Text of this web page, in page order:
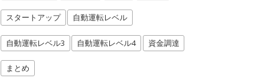
スタートアップ 自動運転レベル
自動運転レベル3 自動運転レベル4 資金調達
まとめ